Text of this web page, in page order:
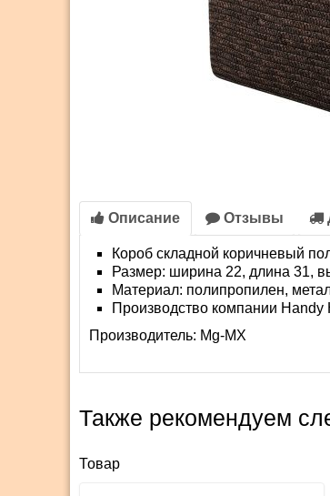
Описание Отзывы
Короб складной коричневый
Размер: ширина 22, длина 31,
Материал: полипропилен,
Производство компании Handy
Производитель: Mg-MX
Также рекомендуем
Товар